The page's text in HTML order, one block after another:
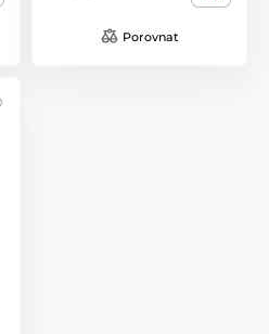
Porovnat